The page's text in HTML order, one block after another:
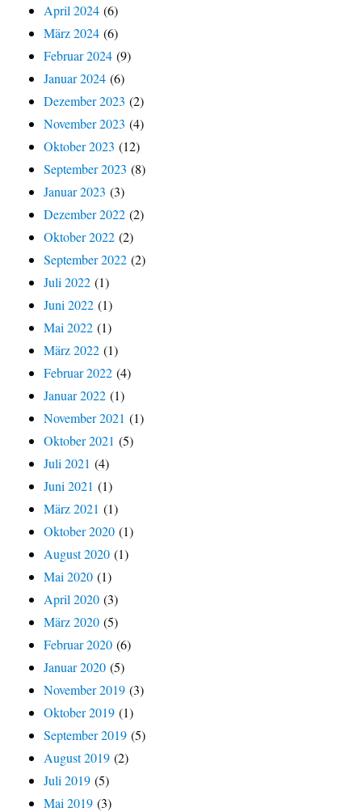
April 2024 (6)
März 2024 (6)
Februar 2024 (9)
Januar 2024 (6)
Dezember 2023 (2)
November 2023 (4)
Oktober 2023 (12)
September 2023 (8)
Januar 2023 (3)
Dezember 2022 (2)
Oktober 2022 (2)
September 2022 (2)
Juli 2022 (1)
Juni 2022 (1)
Mai 2022 (1)
März 2022 (1)
Februar 2022 (4)
Januar 2022 (1)
November 2021 (1)
Oktober 2021 (5)
Juli 2021 (4)
Juni 2021 (1)
März 2021 (1)
Oktober 2020 (1)
August 2020 (1)
Mai 2020 (1)
April 2020 (3)
März 2020 (5)
Februar 2020 (6)
Januar 2020 (5)
November 2019 (3)
Oktober 2019 (1)
September 2019 (5)
August 2019 (2)
Juli 2019 (5)
Mai 2019 (3)